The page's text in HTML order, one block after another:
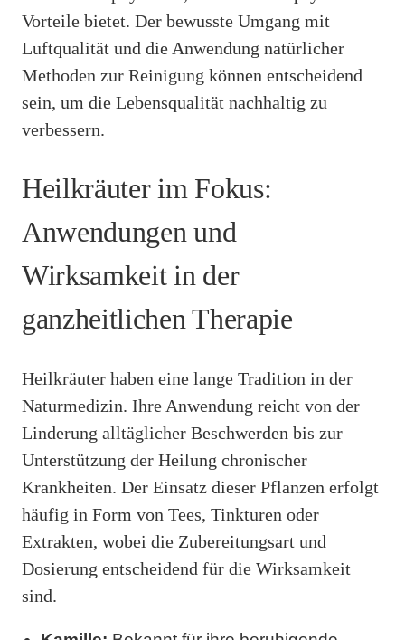
Vorteile bietet. Der bewusste Umgang mit
Luftqualität und die Anwendung natürlicher
Methoden zur Reinigung können entscheidend
sein, um die Lebensqualität nachhaltig zu
verbessern.
Heilkräuter im Fokus:
Anwendungen und
Wirksamkeit in der
ganzheitlichen Therapie
Heilkräuter haben eine lange Tradition in der
Naturmedizin. Ihre Anwendung reicht von der
Linderung alltäglicher Beschwerden bis zur
Unterstützung der Heilung chronischer
Krankheiten. Der Einsatz dieser Pflanzen erfolgt
häufig in Form von Tees, Tinkturen oder
Extrakten, wobei die Zubereitungsart und
Dosierung entscheidend für die Wirksamkeit
sind.